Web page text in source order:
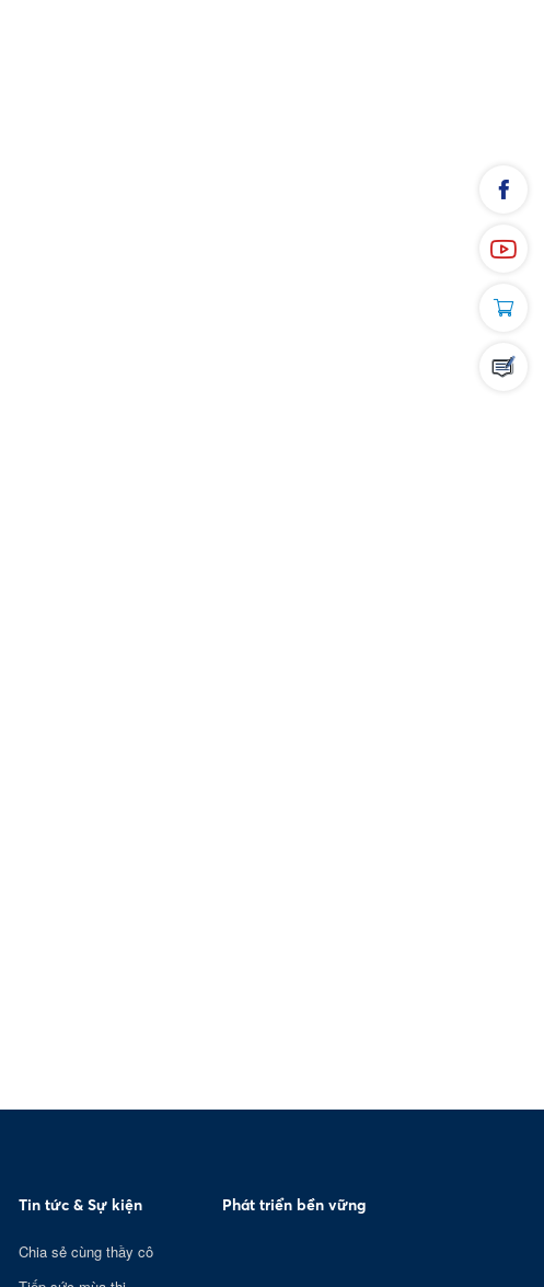
Tin tức & Sự kiện
Chia sẻ cùng thầy cô
Phát triển bền vững